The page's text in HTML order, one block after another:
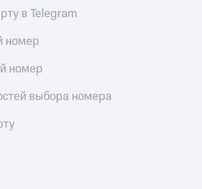
в Telegram
номер
номер
выбора номера